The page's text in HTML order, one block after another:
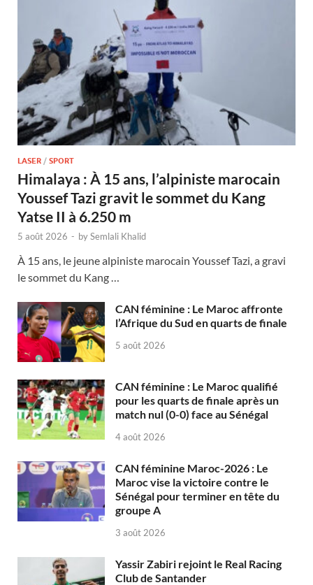
LASER / SPORT
Himalaya : À 15 ans, l’alpiniste marocain
Youssef Tazi gravit le sommet du Kang
Yatse II à 6.250 m
5 août 2026 - bySemlali Khalid
À 15 ans, le jeune alpiniste marocain Youssef Tazi, a gravi
le sommet du Kang …
CAN féminine : Le Maroc affronte
l’Afrique du Sud en quarts de finale
5 août 2026
CAN féminine : Le Maroc qualifié
pour les quarts de finale après un
match nul (0-0) face au Sénégal
4 août 2026
CAN féminine Maroc-2026 : Le
Maroc vise la victoire contre le
Sénégal pour terminer en tête du
groupe A
3 août 2026
Yassir Zabiri rejoint le Real Racing
Club de Santander